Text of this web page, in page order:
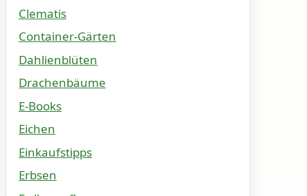
Clematis
Container-Gärten
Dahlienblüten
Drachenbäume
E-Books
Eichen
Einkaufstipps
Erbsen